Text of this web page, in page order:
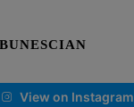
View on Instagram